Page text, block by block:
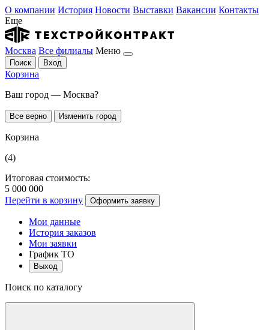
О компании История Новости Выставки Вакансии Контакты
Еще
Москва Все филиалы Меню
Поиск Вход
Корзина
Ваш город — Москва?
Все верно Изменить город
Корзина
(4)
Итоговая стоимость:
5 000 000
Перейти в корзину
Оформить заявку
Мои данные
История заказов
Мои заявки
График ТО
Выход
Поиск по каталогу